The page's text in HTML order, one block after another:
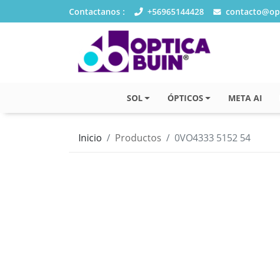
Contactanos : +56965144428
SOL ÓPTICOS META AI
Inicio Productos 0VO4333 5152 54